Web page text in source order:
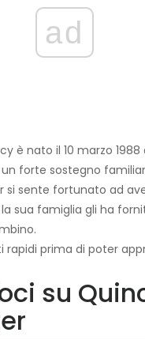
ad
è nato il 10 marzo 1988
un forte sostegno
si sente fortunato ad
sua famiglia gli ha
prima di poter
su